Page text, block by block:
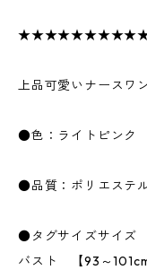
上品可愛いナースワ
●色：ライトピンク
●品質：ポリエステ
●タグサイズサイズ
バスト 【93～101cm